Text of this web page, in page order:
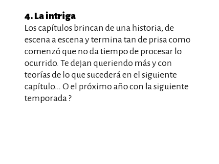
4. La intriga
Los capítulos brincan de una historia, de
escena a escena y termina tan de prisa como
comenzó que no da tiempo de procesar lo
ocurrido. Te dejan queriendo más y con
teorías de lo que sucederá en el siguiente
capítulo… O el próximo año con la siguiente
temporada ?